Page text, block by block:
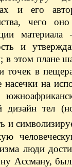
и его
чего оно
и
в этом плане
точек в
на
дизайн тел
и
люди
Ассману,